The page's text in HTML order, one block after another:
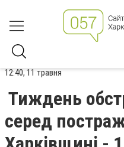
12:40, 11 травня
Тиждень
серед